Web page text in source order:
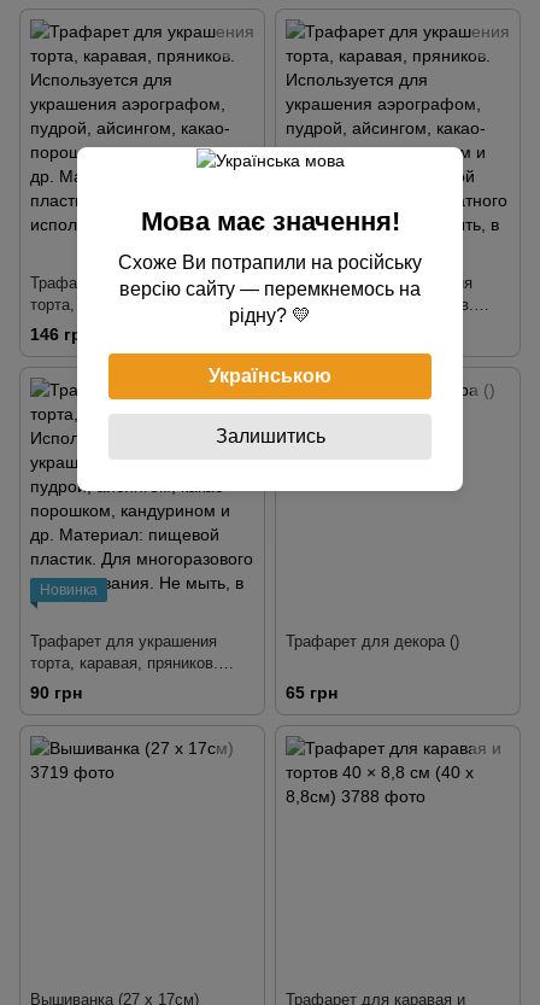
айсингом, какао-порошком,
кандурином и др. Материал:
пищевой пластик. Для
многократного использования.
Не мыть, в горячей воде, в
посудомоечной машине.
айсингом, какао-порошком,
кандурином и др. Материал:
пищевой пластик. Для
многократного использования.
Не мыть, в горячей воде, в
посудомоечной машине.
Трафарет для украшения
торта, каравая, пряников.
Используется для украшения
аэрографом, пудрой,
айсингом, какао-порошком,
кандурином и др. Материал:
пищевой пластик. Для
многоразового
использования. Не мыть, в
горячей воде, в
посудомоечной машине.
146 грн
Трафарет для украшения
торта, каравая, пряников.
Используется для украшения
айсингом, какао-порошком,
кандурином и др. Материал:
пищевой пластик. Для
многократного использования.
Не мыть, в горячей воде, в
Новинка
Трафарет для украшения
торта, каравая, пряников.
Используется для украшения
аэрографом, пудрой,
айсингом, какао-порошком,
кандурином и др. Материал:
пищевой пластик. Для
90 грн
Трафарет для декора ()
65 грн
Вышиванка (27 х 17см)
Трафарет для каравая и
Мова має значення!
Схоже Ви потрапили на російську
версію сайту — перемкнемось на
рідну? 💛
Українською
Залишитись